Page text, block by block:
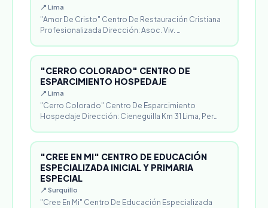
📍 Lima
"Amor De Cristo" Centro De Restauración Cristiana
Profesionalizada Dirección: Asoc. Viv. …
"CERRO COLORADO" CENTRO DE
ESPARCIMIENTO HOSPEDAJE
📍 Lima
"Cerro Colorado" Centro De Esparcimiento
Hospedaje Dirección: Cieneguilla Km 31 Lima, Per…
"CREE EN MI" CENTRO DE EDUCACIÓN
ESPECIALIZADA INICIAL Y PRIMARIA
ESPECIAL
📍 Surquillo
"Cree En Mi" Centro De Educación Especializada